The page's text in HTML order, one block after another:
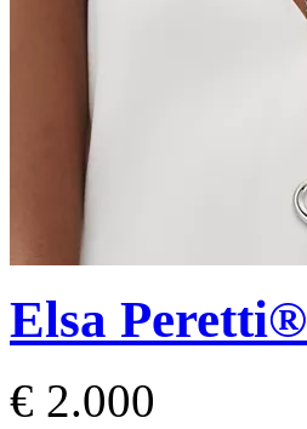
Elsa Peretti®
€ 2.000